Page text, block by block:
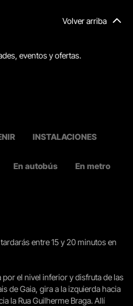
Volver arriba
eventos y ofertas.
INSTALACIONES
En autobús En metro
entre 15 y 20 minutos en
por el nivel inferior y disfruta de las
de Gaia, gira a la izquierda hacia
la Rua Guilherme Braga. Allí